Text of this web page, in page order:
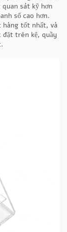
sát kỹ hơn
số cao hơn.
hàng tốt nhất, và
đặt trên kệ, quầy